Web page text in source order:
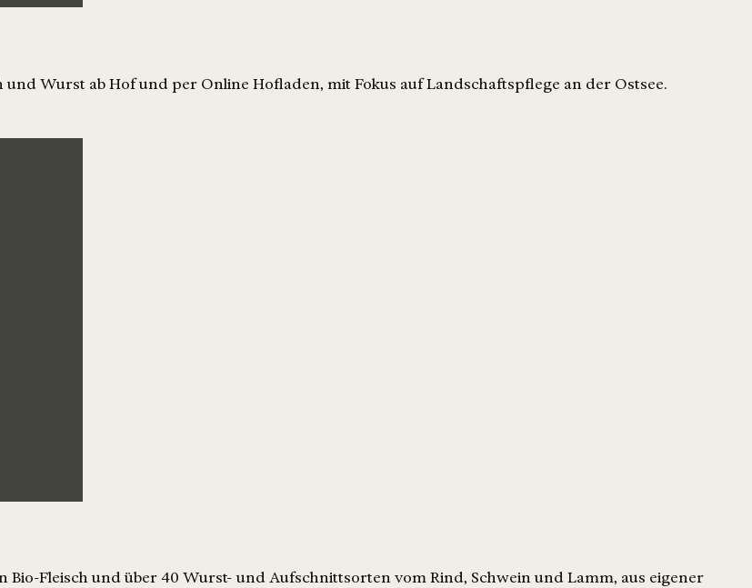
Wurst ab Hof und per Online Hofladen, mit Fokus auf Landschaftspflege an der Ostsee.
Fleisch und über 40 Wurst- und Aufschnittsorten vom Rind, Schwein und Lamm, aus eigener